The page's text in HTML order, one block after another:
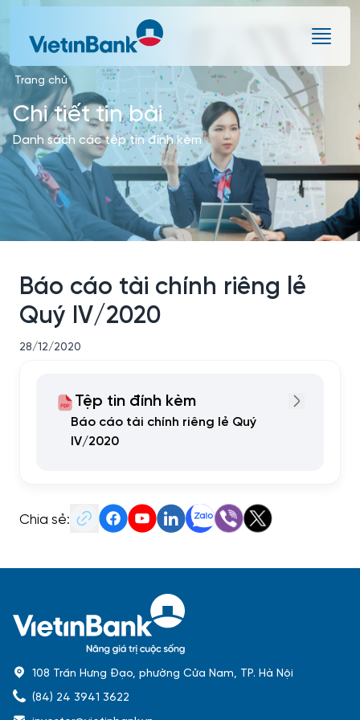
Trang chủ
Chi tiết tin bài
Danh sách các tệp tin đính kèm
Báo cáo tài chính riêng lẻ
Quý IV/2020
28/12/2020
Tệp tin đính kèm
Báo cáo tài chính riêng lẻ Quý
IV/2020
Chia sẻ:
108 Trần Hưng Đạo, phường Cửa Nam, TP. Hà Nội
(84) 24 3941 3622